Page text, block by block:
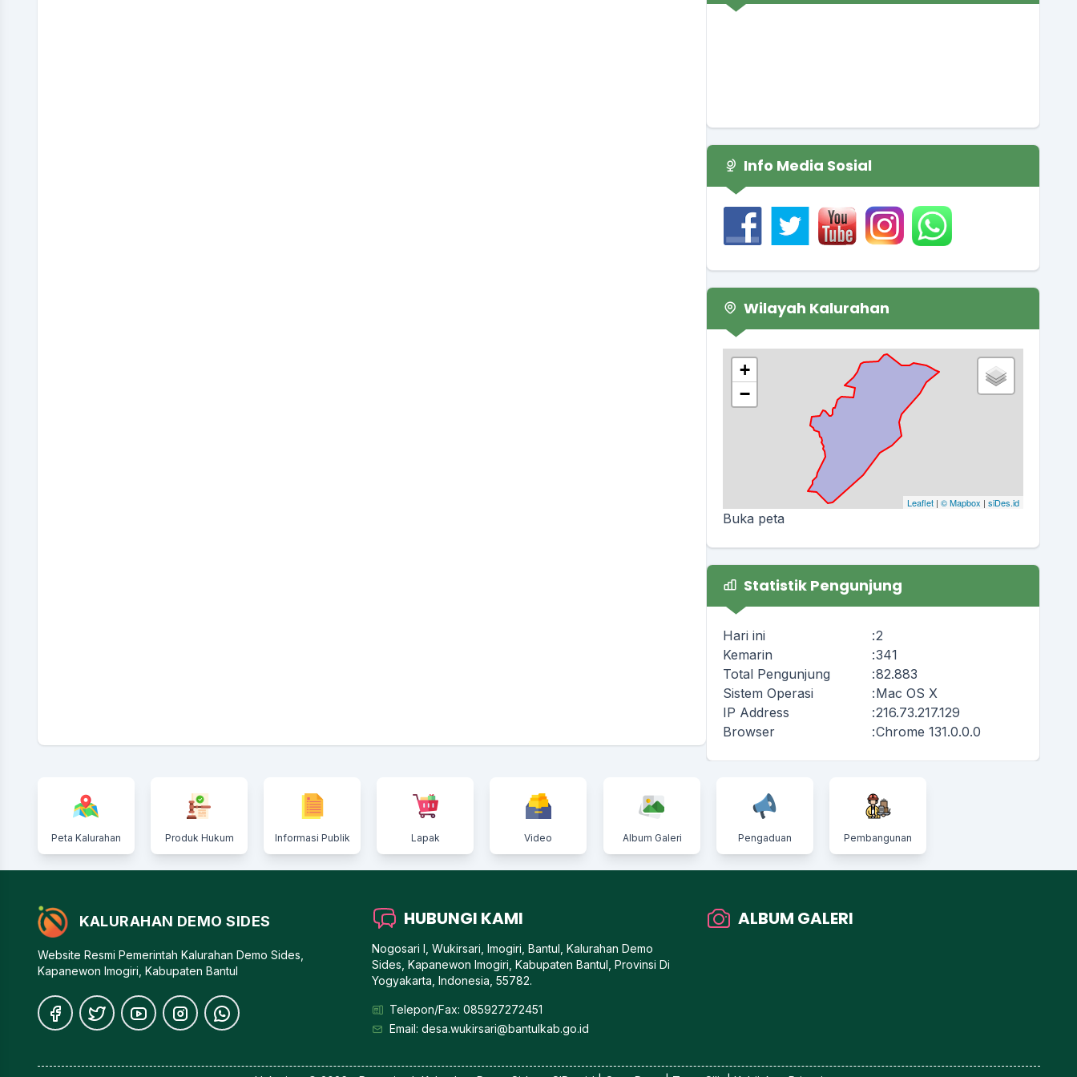
Info Media Sosial
Wilayah Kalurahan
+
−
Leaflet| © Mapbox | siDes.id
Buka peta
Statistik Pengunjung
Hari ini :2
Kemarin
:341
Total Pengunjung
:82.883
Sistem Operasi
:Mac OS X
IP Address
:216.73.217.129
Browser
:Chrome 131.0.0.0
Peta Kalurahan Produk Hukum Informasi Publik Lapak Video Album Galeri Pengaduan Pembangunan
KALURAHAN DEMO SIDES
Website Resmi Pemerintah Kalurahan Demo Sides,
Kapanewon Imogiri, Kabupaten Bantul
HUBUNGI KAMI
Nogosari I, Wukirsari, Imogiri, Bantul, Kalurahan Demo
Sides, Kapanewon Imogiri, Kabupaten Bantul, Provinsi Di
Yogyakarta, Indonesia, 55782.
Telepon/Fax: 085927272451
Email: desa.wukirsari@bantulkab.go.id
ALBUM GALERI